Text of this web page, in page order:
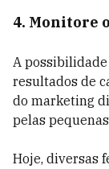
4. Monitore
A
resultados de
do marketing
pelas
Hoje, diversas